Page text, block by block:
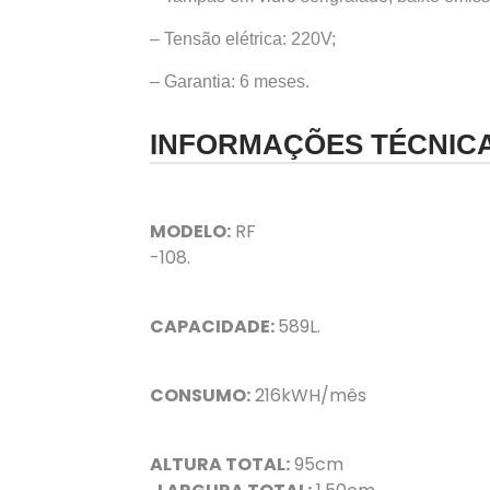
– Tensão elétrica: 220V;
– Garantia: 6 meses.
INFORMAÇÕES
MODELO: RF
-108.
CAPACIDADE:589L.
CONSUMO:216kWH/mês
ALTURA TOTAL:95cm